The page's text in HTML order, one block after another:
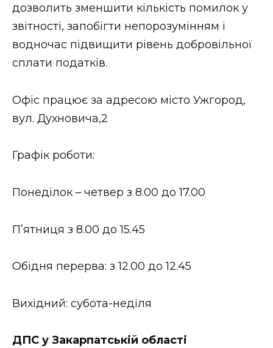
дозволить зменшити кількість помилок у
звітності, запобігти непорозумінням і
водночас підвищити рівень добровільної
сплати податків.
Офіс працює за адресою місто Ужгород,
вул. Духновича,2
Графік роботи:
Понеділок – четвер з 8.00 до 17.00
П’ятниця з 8.00 до 15.45
Обідня перерва: з 12.00 до 12.45
Вихідний: субота-неділя
ДПС у Закарпатськiй областi